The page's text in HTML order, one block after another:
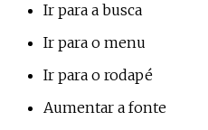
Ir para a busca
Ir para o menu
Ir para o rodapé
Aumentar a fonte